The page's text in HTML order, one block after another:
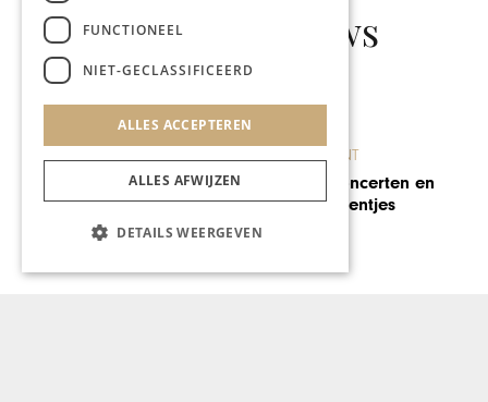
Gerelateerd nieuws
BRANDED CONTENT
Gratis online-concerten en
#philgood-momentjes
FUNCTIONEEL
NIET-GECLASSIFICEERD
ALLES ACCEPTEREN
ALLES AFWIJZEN
DETAILS WEERGEVEN